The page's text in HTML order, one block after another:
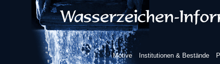
Motive Institutionen & Bestände